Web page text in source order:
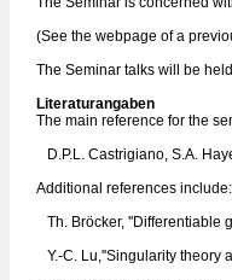
(See the webpage of a
The Seminar talks will be
Literaturangaben
The main reference for the
D.P.L. Castrigiano, S.A.
Additional references include:
Th. Bröcker, ''Differentiable
Y.-C. Lu,''Singularity theory